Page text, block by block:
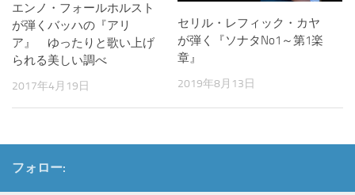
エンノ・フォールホルスト
が弾くバッハの『アリ
ア』 ゆったりと歌い上げ
られる美しい調べ
2017年4月19日
セリル・レフィック・カヤ
が弾く『ソナタNo1～第1楽
章』
2019年8月13日
フォロー: